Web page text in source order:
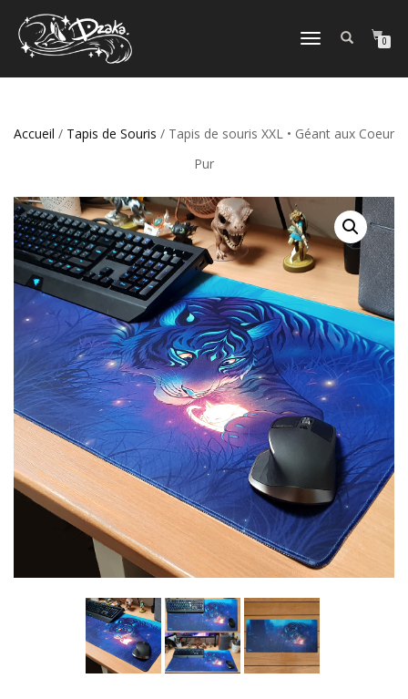
DÉPLIER/REPLIER
0
Accueil / Tapis de Souris / Tapis de souris XXL • Géant aux Coeur
Pur